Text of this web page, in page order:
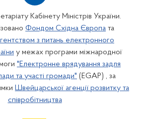
Кабінету Міністрів України.
Фондом Східна Європа та
з питань електронного
у межах програми міжнародної
"Електронне врядування задля
та участі громади" (EGAP) , за
Швейцарської агенції розвитку та
співробітництва